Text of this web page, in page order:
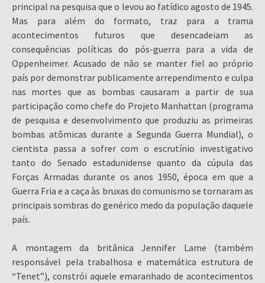
principal na pesquisa que o levou ao fatídico agosto de 1945.
Mas para além do formato, traz para a trama
acontecimentos futuros que desencadeiam as
consequências políticas do pós-guerra para a vida de
Oppenheimer. Acusado de não se manter fiel ao próprio
país por demonstrar publicamente arrependimento e culpa
nas mortes que as bombas causaram a partir de sua
participação como chefe do Projeto Manhattan (programa
de pesquisa e desenvolvimento que produziu as primeiras
bombas atômicas durante a Segunda Guerra Mundial), o
cientista passa a sofrer com o escrutínio investigativo
tanto do Senado estadunidense quanto da cúpula das
Forças Armadas durante os anos 1950, época em que a
Guerra Fria e a caça às bruxas do comunismo se tornaram as
principais sombras do genérico medo da população daquele
país.
A montagem da britânica Jennifer Lame (também
responsável pela trabalhosa e matemática estrutura de
“Tenet”), constrói aquele emaranhado de acontecimentos